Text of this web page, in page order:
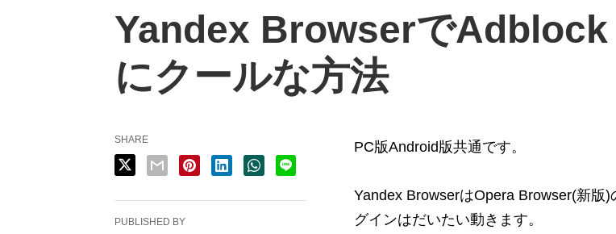
Yandex Browserで
にクールな方法
PC版Android版共通です。
Yandex BrowserはOpera Browser(新版
グインはだいたい動きます。
SHARE
PUBLISHED BY